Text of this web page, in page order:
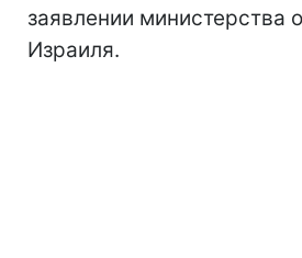
заявлении министерства
Израиля.